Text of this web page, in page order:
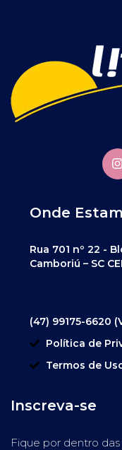
Onde
Rua 701 nº 22 -
Camboriú – SC
(47) 99175-6620
Política de
Termos de
Inscreva-se
Fique por dentro